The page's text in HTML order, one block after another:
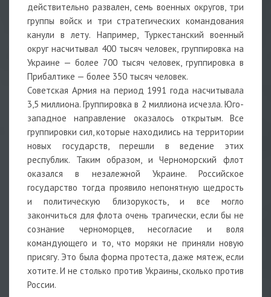
действительно развален, семь военных округов, три
группы войск и три стратегических командования
канули в лету. Например, Туркестанский военный
округ насчитывал 400 тысяч человек, группировка на
Украине — более 700 тысяч человек, группировка в
Прибалтике — более 350 тысяч человек.
Советская Армия на период 1991 года насчитывала
3,5 миллиона. Группировка в 2 миллиона исчезла. Юго-
западное направление оказалось открытым. Все
группировки сил, которые находились на территории
новых государств, перешли в ведение этих
республик. Таким образом, и Черноморский флот
оказался в незалежной Украине. Российское
государство тогда проявило непонятную щедрость
и политическую близорукость, и все могло
закончиться для флота очень трагически, если бы не
сознание черноморцев, несогласие и воля
командующего и то, что моряки не приняли новую
присягу. Это была форма протеста, даже мятеж, если
хотите. И не столько против Украины, сколько против
России.